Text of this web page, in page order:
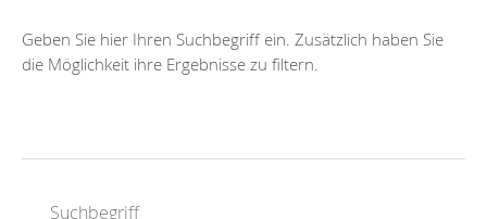
Geben Sie hier Ihren Suchbegriff ein. Zusätzlich haben Sie
die Möglichkeit ihre Ergebnisse zu filtern.